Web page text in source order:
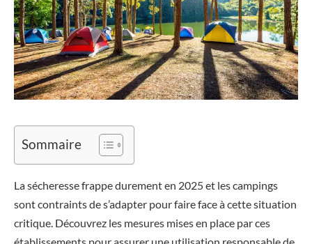
Sommaire
La sécheresse frappe durement en 2025 et les campings
sont contraints de s’adapter pour faire face à cette situation
critique. Découvrez les mesures mises en place par ces